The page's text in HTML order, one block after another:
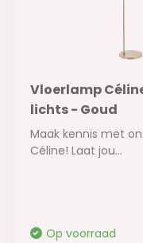
Vloerlamp
lichts - Goud
Maak kennis met
Céline! Laat jou...
Op voorraad